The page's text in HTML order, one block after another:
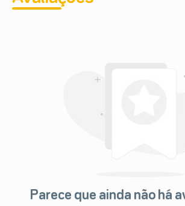
Parece que ainda não há